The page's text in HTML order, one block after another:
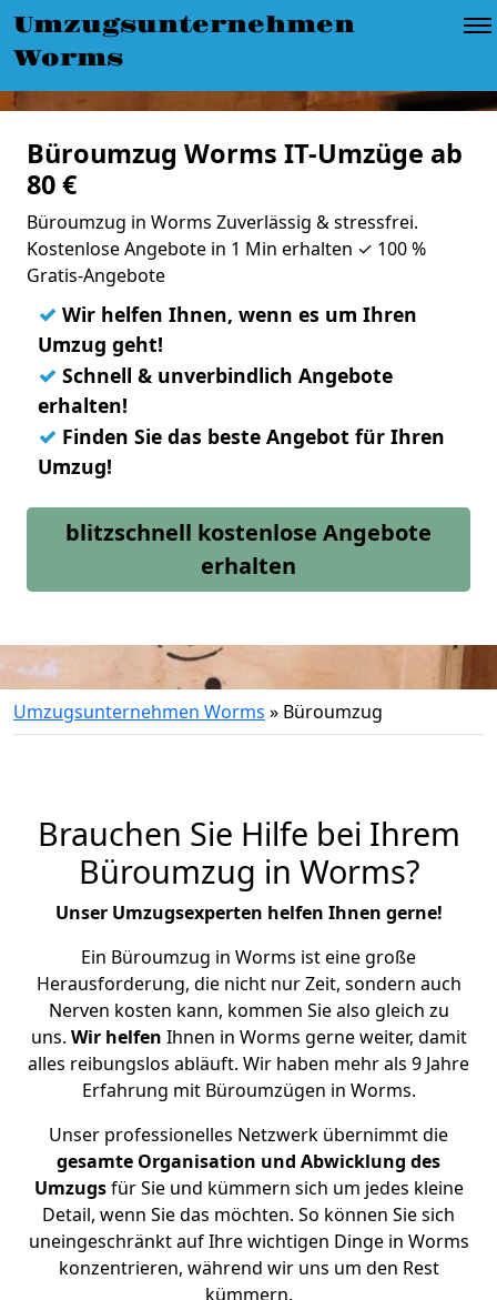
Umzugsunternehmen
Worms
Büroumzug Worms IT-Umzüge ab
80 €
Büroumzug in Worms Zuverlässig & stressfrei.
Kostenlose Angebote in 1 Min erhalten ✓ 100 %
Gratis-Angebote
✓ Wir helfen Ihnen, wenn es um Ihren
Umzug geht!
✓ Schnell & unverbindlich Angebote
erhalten!
✓ Finden Sie das beste Angebot für Ihren
Umzug!
blitzschnell kostenlose Angebote
erhalten
Umzugsunternehmen Worms » Büroumzug
Brauchen Sie Hilfe bei Ihrem
Büroumzug in Worms?
Unser Umzugsexperten helfen Ihnen gerne!
Ein Büroumzug in Worms ist eine große
Herausforderung, die nicht nur Zeit, sondern auch
Nerven kosten kann, kommen Sie also gleich zu
uns. Wir helfen Ihnen in Worms gerne weiter, damit
alles reibungslos abläuft. Wir haben mehr als 9 Jahre
Erfahrung mit Büroumzügen in Worms.
Unser professionelles Netzwerk übernimmt die
gesamte Organisation und Abwicklung des
Umzugsfür Sie und kümmern sich um jedes kleine
Detail, wenn Sie das möchten. So können Sie sich
uneingeschränkt auf Ihre wichtigen Dinge in Worms
konzentrieren, während wir uns um den Rest
kümmern.